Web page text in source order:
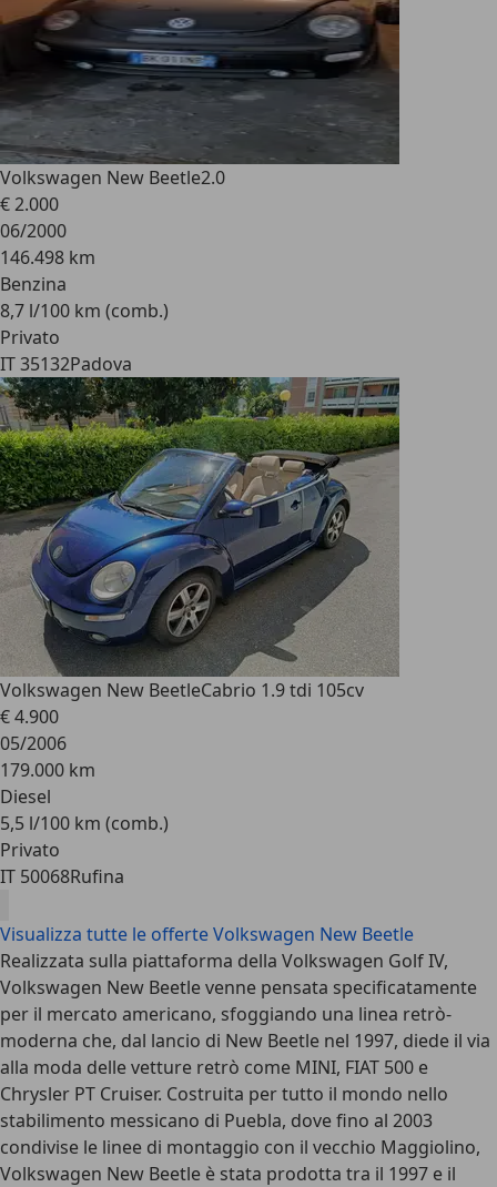
Volkswagen New Beetle2.0
€ 2.000
06/2000
146.498 km
Benzina
8,7 l/100 km (comb.)
Privato
IT 35132Padova
Volkswagen New BeetleCabrio 1.9 tdi 105cv
€ 4.900
05/2006
179.000 km
Diesel
5,5 l/100 km (comb.)
Privato
IT 50068Rufina
Visualizza tutte le offerte Volkswagen New Beetle
Realizzata sulla piattaforma della Volkswagen Golf IV,
Volkswagen New Beetle venne pensata specificatamente
per il mercato americano, sfoggiando una linea retrò-
moderna che, dal lancio di New Beetle nel 1997, diede il via
alla moda delle vetture retrò come MINI, FIAT 500 e
Chrysler PT Cruiser. Costruita per tutto il mondo nello
stabilimento messicano di Puebla, dove fino al 2003
condivise le linee di montaggio con il vecchio Maggiolino,
Volkswagen New Beetle è stata prodotta tra il 1997 e il